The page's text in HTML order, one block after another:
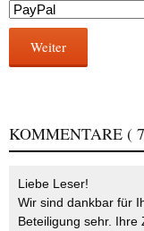
Weiter
KOMMENTARE (
Liebe Leser!
Wir sind dankbar für
Beteiligung sehr.